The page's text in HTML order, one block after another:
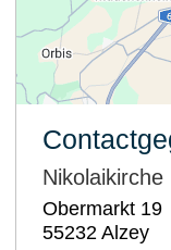
Nikolaikirche
Obermarkt 19
55232 Alzey